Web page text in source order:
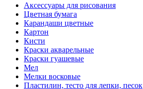
Аксессуары для рисования
Цветная бумага
Карандаши цветные
Картон
Кисти
Краски акварельные
Краски гуашевые
Мел
Мелки восковые
Пластилин, тесто для лепки, песок